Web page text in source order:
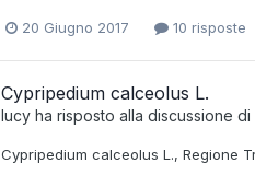
20 Giugno 2017 10 risposte
Cypripedium calceolus L.
lucy ha risposto alla discussione di
Cypripedium calceolus L., Regione